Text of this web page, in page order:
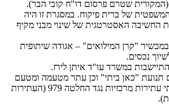
של ברית פיקוח. במסגרת זו היה
החשיבה האסטרטגית של שינוי מבני מקיף
"קרן המילואים" – אגודה שיתופית
נכסים.
במשרד עו"ד איתן לירז.
תנועת "כאן ביתי" וכן עתר מטעמה ומטעם
חברים נוספים בשתי עתירות מרכזיות נגד החלטה 979 (העתירות